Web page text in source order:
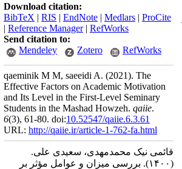
Download citation:
BibTeX | RIS | EndNote | Medlars | ProCite
| Reference Manager| RefWorks
Send citation to:
Mendeley
Zotero RefWorks
qaeminik M M, saeeidi A. (2021). The
Effective Factors on Academic Motivation
and Its Level in the First-Level Seminary
Students in the Mashad Howzeh. qaiie.
6(3), 61-80. doi:10.52547/qaiie.6.3.61
URL: http://qaiie.ir/article-1-762-fa.html
قائمی نیک محمدمهدی، سعیدی علی.
(۱۴۰۰).
بررسی میزان و عوامل مؤثر بر